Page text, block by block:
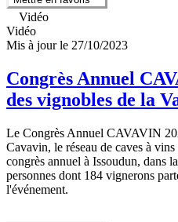
Vidéo
Vidéo
Mis à jour le 27/10/2023
Congrès Annuel
des vignobles de la
Le Congrès Annuel CAVAVIN
Cavavin, le réseau de caves à
congrès annuel à Issoudun, dans
personnes dont 184 vignerons
l'événement.